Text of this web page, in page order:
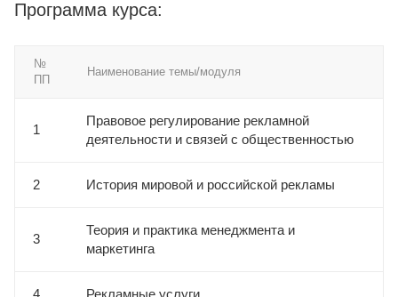
Программа курса:
№
ПП
Наименование темы/модуля
1
Правовое регулирование рекламной
деятельности и связей с общественностью
2 История мировой и российской рекламы
3
Теория и практика менеджмента и
маркетинга
4 Рекламные услуги